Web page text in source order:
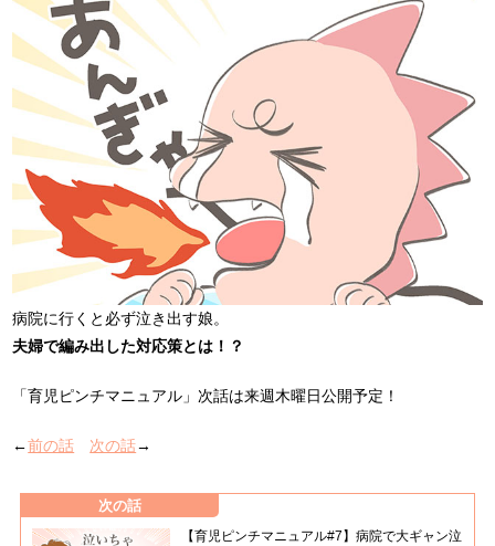
病院に行くと必ず泣き出す娘。
夫婦で編み出した対応策とは！？
「育児ピンチマニュアル」次話は来週木曜日公開予定！
←前の話 次の話→
次の話
【育児ピンチマニュアル#7】病院で大ギャン泣